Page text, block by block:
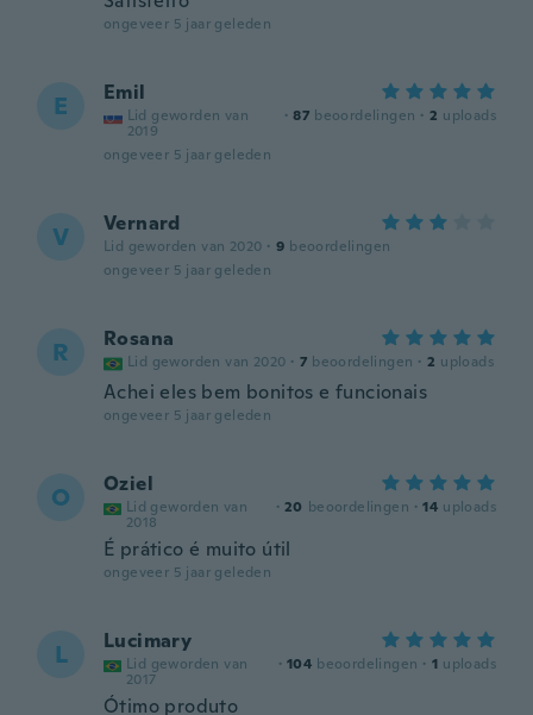
ongeveer 5 jaar geleden
E Emil
Lid geworden van
2019
· 87 beoordelingen · 2 uploads
ongeveer 5 jaar geleden
V Vernard
Lid geworden van 2020 · 9 beoordelingen
ongeveer 5 jaar geleden
R Rosana
Lid geworden van 2020 · 7 beoordelingen · 2 uploads
Achei eles bem bonitos e funcionais
ongeveer 5 jaar geleden
O Oziel
Lid geworden van
2018
· 20 beoordelingen · 14 uploads
É prático é muito útil
ongeveer 5 jaar geleden
L Lucimary
Lid geworden van
2017
· 104 beoordelingen · 1 uploads
Ótimo produto